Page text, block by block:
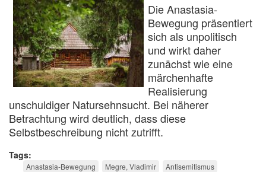
Die Anastasia-
Bewegung präsentiert
sich als unpolitisch
und wirkt daher
zunächst wie eine
märchenhafte
Realisierung
unschuldiger Natursehnsucht. Bei näherer
Betrachtung wird deutlich, dass diese
Selbstbeschreibung nicht zutrifft.
Tags
Anastasia-Bewegung Megre, Vladimir
Antisemitismus